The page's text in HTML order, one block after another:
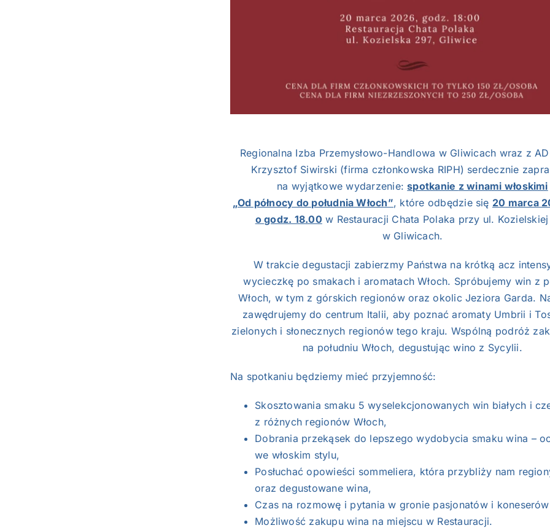
Regionalna Izba Przemysłowo-Handlowa w Gliwicach wraz z AD
Krzysztof Siwirski (firma członkowska RIPH) serdecznie
na wyjątkowe wydarzenie:spotkanie z winami włoskimi
„Od północy do południa Włoch”, które odbędzie się 20 marca
o godz. 18.00 w Restauracji Chata Polaka przy ul.
w Gliwicach.
W trakcie degustacji zabierzmy Państwa na krótką acz
wycieczkę po smakach i aromatach Włoch. Spróbujemy win z
Włoch, w tym z górskich regionów oraz okolic Jeziora Garda.
zawędrujemy do centrum Italii, aby poznać aromaty Umbrii i
zielonych i słonecznych regionów tego kraju. Wspólną podróż
na południu Włoch, degustując wino z Sycylii.
Na spotkaniu będziemy mieć przyjemność:
Skosztowania smaku 5 wyselekcjonowanych win białych i
z różnych regionów Włoch,
Dobrania przekąsek do lepszego wydobycia smaku wina –
we włoskim stylu,
Posłuchać opowieści sommeliera, która przybliży nam
oraz degustowane wina,
Czas na rozmowę i pytania w gronie pasjonatów i
Możliwość zakupu wina na miejscu w Restauracji.